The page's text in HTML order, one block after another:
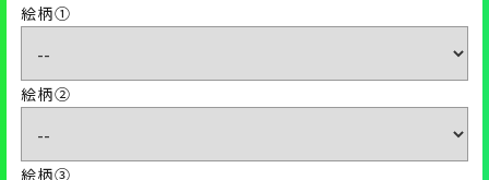
絵柄①
絵柄②
絵柄③